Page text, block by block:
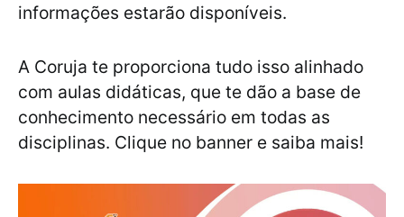
informações estarão disponíveis.
A Coruja te proporciona tudo isso alinhado
com aulas didáticas, que te dão a base de
conhecimento necessário em todas as
disciplinas. Clique no banner e saiba mais!